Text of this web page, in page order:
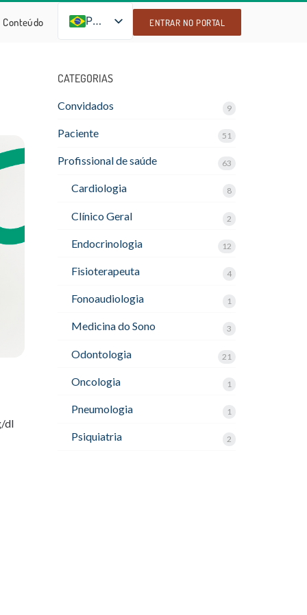
Conteúdo PT-BR ENTRAR NO PORTAL
dl
CATEGORIAS
Convidados 9
Paciente 51
Profissional de saúde 63
Cardiologia 8
Clínico Geral 2
Endocrinologia 12
Fisioterapeuta 4
Fonoaudiologia 1
Medicina do Sono 3
Odontologia 21
Oncologia 1
Pneumologia 1
Psiquiatria 2